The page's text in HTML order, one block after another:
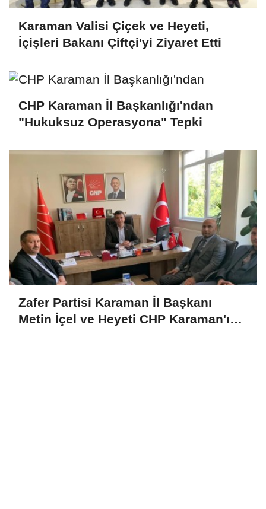
Karaman Valisi Çiçek ve Heyeti,
İçişleri Bakanı Çiftçi'yi Ziyaret Etti
CHP Karaman İl Başkanlığı'ndan
"Hukuksuz Operasyona" Tepki
Zafer Partisi Karaman İl Başkanı
Metin İçel ve Heyeti CHP Karaman'ı